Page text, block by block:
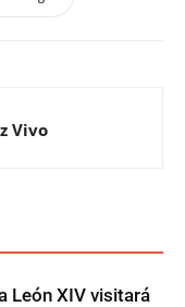
Vivo
León XIV visitará